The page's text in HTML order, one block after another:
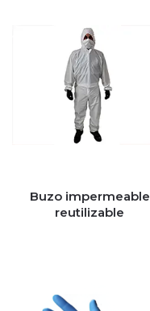
Buzo impermeable
reutilizable